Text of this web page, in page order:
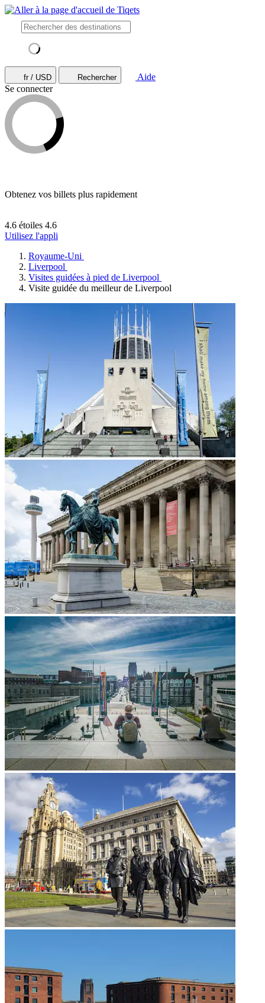
fr / USD Rechercher
Aide
Se connecter
Obtenez vos billets plus rapidement
4.6 étoiles 4.6
Utilisez l'appli
Royaume-Uni
Liverpool
Visites guidées à pied de Liverpool
Visite guidée du meilleur de Liverpool